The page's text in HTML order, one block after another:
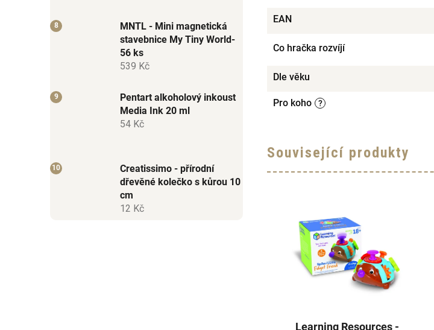
MNTL - Mini magnetická
stavebnice My Tiny World-
56 ks
539 Kč
Pentart alkoholový inkoust
Media Ink 20 ml
54 Kč
Creatissimo - přírodní
dřevěné kolečko s kůrou 10
cm
12 Kč
EAN
Co hračka rozvíjí
Dle věku
?
Pro koho
Související produkty
Learning Resources -